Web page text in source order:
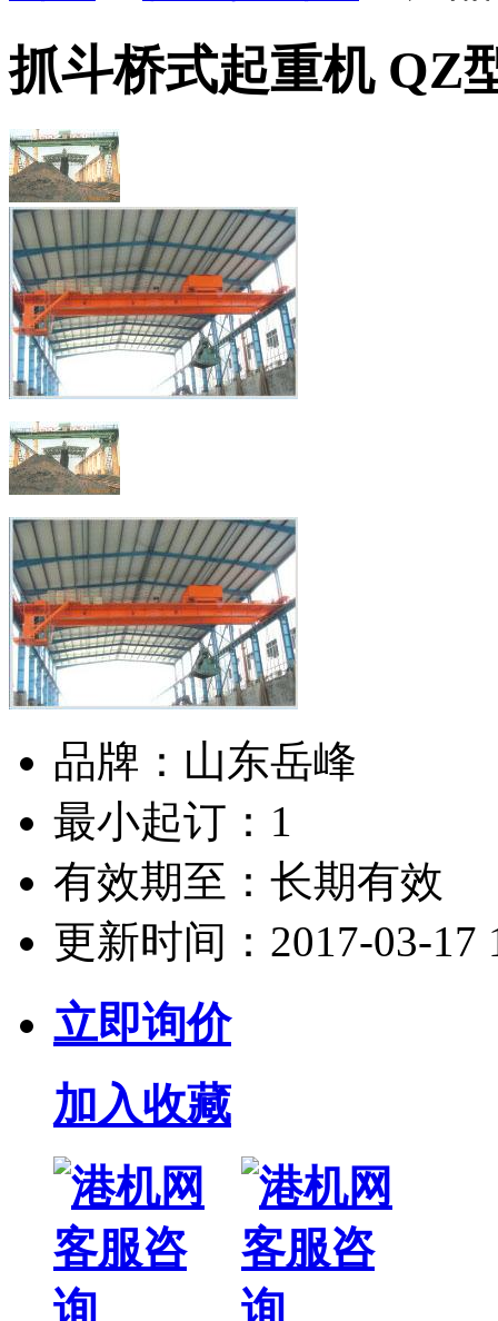
抓斗桥式起重机 QZ
品牌： 山东岳峰
最小起订： 1
有效期至： 长期有效
更新时间： 2017-03-17
立即询价
加入收藏